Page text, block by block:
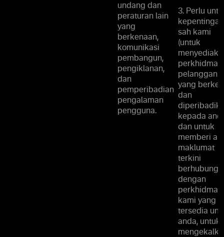
undang dan
peraturan lain
yang
berkenaan,
komunikasi
pembangun,
pengiklanan,
dan
pemperibadian
pengalaman
pengguna.
3. Perlu
kepentingan
sah kami
(untuk
pelanggan
yang
dan
kepada
dan untuk
memberi
maklumat
terkini
berhubung
dengan
kami yang
tersedia
anda, untuk